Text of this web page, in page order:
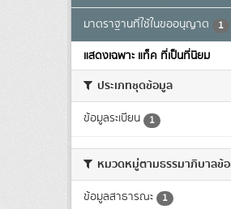
มาตราฐานที่ใช้ในขออนุญาต 1
แสดงเฉพาะ แท็ค ที่เป็นที่นิยม
ประเภทชุดข้อมูล
ข้อมูลระเบียน 1
หมวดหมู่ตามธรรมาภิบาลข้
ข้อมูลสาธารณะ 1